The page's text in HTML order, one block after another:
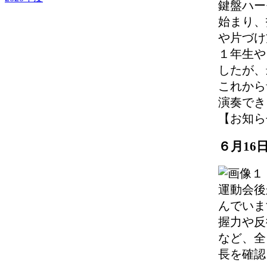
鍵盤ハ
始まり
や片づ
１年生
したが
これか
演奏で
【お知
６月16
運動会
んでい
握力や
など、
長を確